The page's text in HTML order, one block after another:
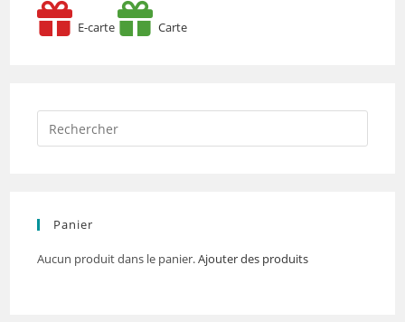
E-carte Carte
Panier
Aucun produit dans le panier.Ajouter des produits